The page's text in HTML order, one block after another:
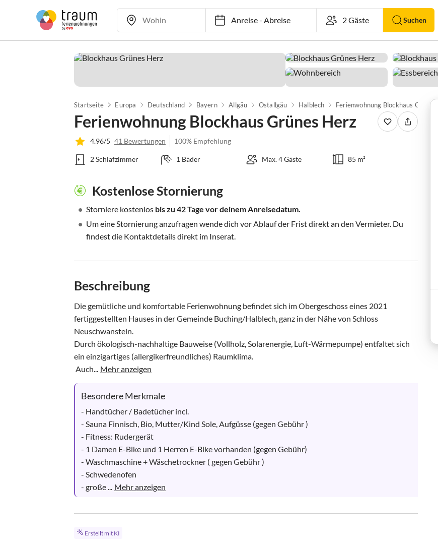
Anreise-Abreise Suchen
Startseite Europa Deutschland Bayern Allgäu Ostallgäu Halblech Ferienwohnung Blockhaus Grünes Herz
Ferienwohnung Blockhaus Grünes Herz
4.96/5 41 Bewertungen 100% Empfehlung
2 Schlafzimmer 1 Bäder Max. 4 Gäste 85 m²
Kostenlose Stornierung
• Storniere kostenlos bis zu 42 Tage vor deinem Anreisedatum.
• Um eine Stornierung anzufragen wende dich vor Ablauf der Frist direkt an den Vermieter. Du
findest die Kontaktdetails direkt im Inserat.
Beschreibung
Die gemütliche und komfortable Ferienwohnung befindet sich im Obergeschoss eines 2021
fertiggestellten Hauses in der Gemeinde Buching/Halblech, ganz in der Nähe von Schloss
Neuschwanstein.
Durch ökologisch-nachhaltige Bauweise (Vollholz, Solarenergie, Luft-Wärmepumpe) entfaltet sich
ein einzigartiges (allergikerfreundliches) Raumklima.
Auch... Mehr anzeigen
Besondere Merkmale
- Handtücher / Badetücher incl.
- Sauna Finnisch, Bio, Mutter/Kind Sole, Aufgüsse (gegen Gebühr )
- Fitness: Rudergerät
- 1 Damen E-Bike und 1 Herren E-Bike vorhanden (gegen Gebühr)
- Waschmaschine + Wäschetrockner ( gegen Gebühr )
- Schwedenofen
- große ... Mehr anzeigen
Erstellt mit KI